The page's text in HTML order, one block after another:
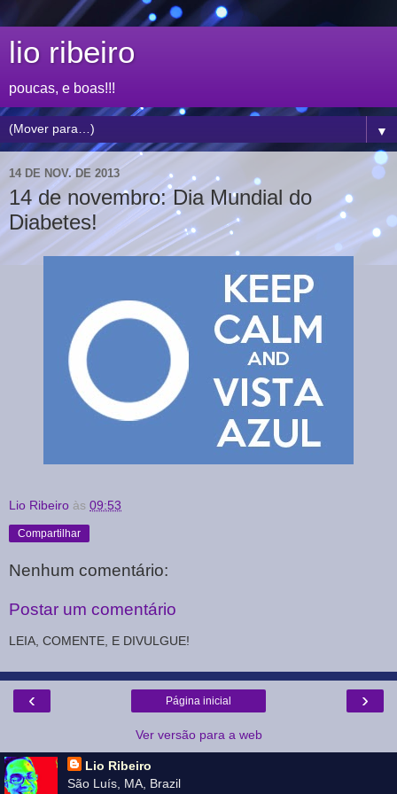
lio ribeiro
poucas, e boas!!!
▼
14 DE NOV. DE 2013
14 de novembro: Dia Mundial do
Diabetes!
Lio Ribeiro às 09:53
Compartilhar
Nenhum comentário:
Postar um comentário
LEIA, COMENTE, E DIVULGUE!
‹ ›
Página inicial
Ver versão para a web
Lio Ribeiro
São Luís, MA, Brazil